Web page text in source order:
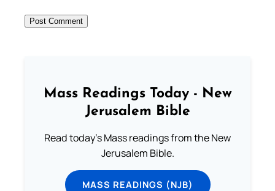
Mass Readings Today - New
Jerusalem Bible
Read today's Mass readings from the New
Jerusalem Bible.
MASS READINGS (NJB)